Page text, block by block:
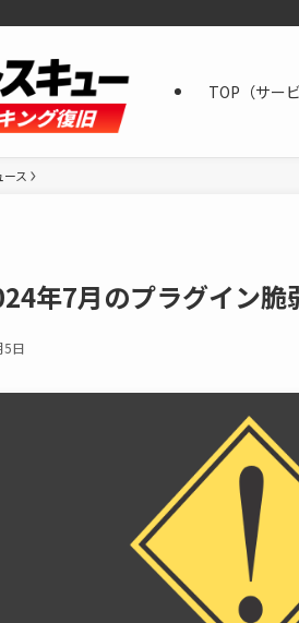
TOP（サー
ス
年7月のプラグイン脆
5日